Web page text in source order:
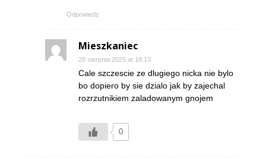
Odpowiedz
Mieszkaniec
28 sierpnia 2025 at 18:13
Cale szczescie ze dlugiego nicka nie bylo
bo dopiero by sie dzialo jak by zajechal
rozrzutnikiem zaladowanym gnojem
0